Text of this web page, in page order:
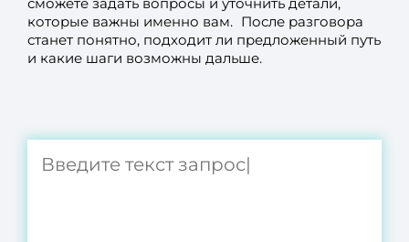
которые важны именно вам. После разговора
станет понятно, подходит ли предложенный путь
и какие шаги возможны дальше.